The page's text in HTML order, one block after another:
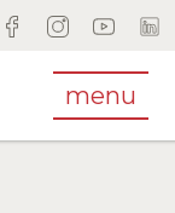
menu